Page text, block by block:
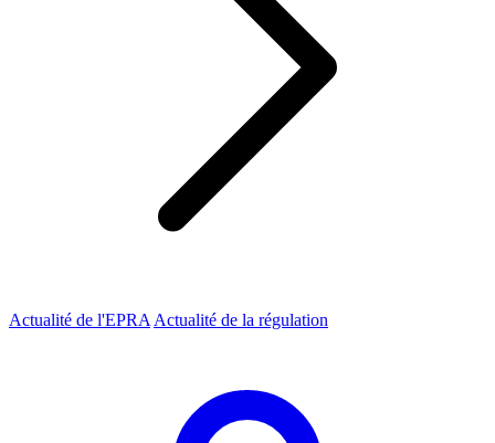
Actualité de l'EPRA Actualité de la régulation